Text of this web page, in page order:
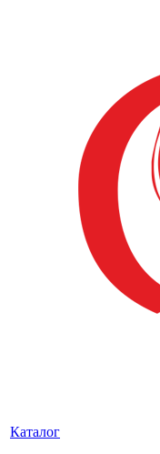
Каталог